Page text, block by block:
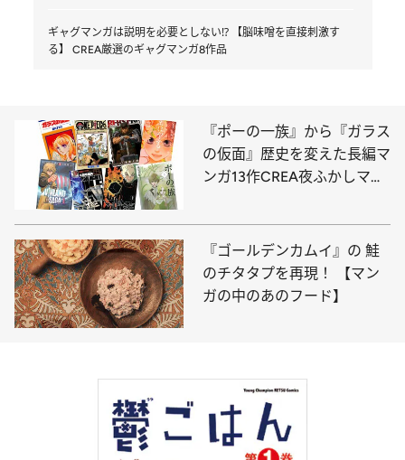
ギャグマンガは説明を必要としない⁉ 【脳味噌を直接刺激す
る】 CREA厳選のギャグマンガ8作品
『ポーの一族』から『ガラス
の仮面』歴史を変えた長編マ
ンガ13作CREA夜ふかしマン
『ゴールデンカムイ』の 鮭
のチタタプを再現！ 【マン
ガの中のあのフード】